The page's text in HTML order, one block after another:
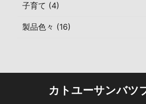
子育て (4)
製品色々 (16)
カトユーサンバツ